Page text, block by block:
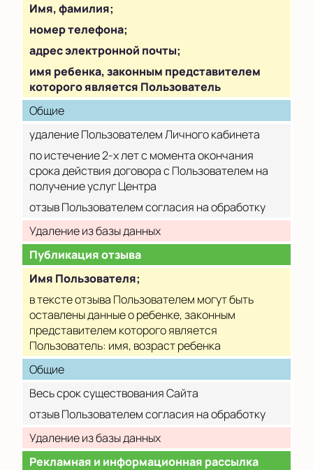
Имя, фамилия;
номер телефона;
адрес электронной почты;
имя ребенка, законным представителем
которого является Пользователь
Общие
удаление Пользователем Личного кабинета
по истечение 2-х лет с момента окончания
срока действия договора с Пользователем на
получение услуг Центра
отзыв Пользователем согласия на обработку
Удаление из базы данных
Публикация отзыва
Имя Пользователя;
в тексте отзыва Пользователем могут быть
оставлены данные о ребенке, законным
представителем которого является
Пользователь: имя, возраст ребенка
Общие
Весь срок существования Сайта
отзыв Пользователем согласия на обработку
Удаление из базы данных
Рекламная и информационная рассылка